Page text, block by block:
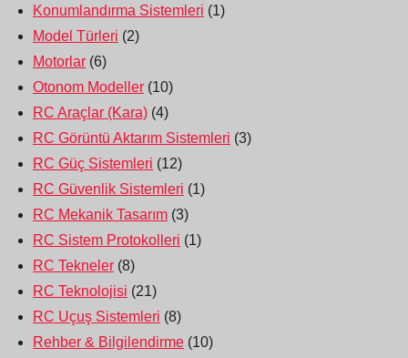
Konumlandırma Sistemleri (1)
Model Türleri (2)
Motorlar (6)
Otonom Modeller (10)
RC Araçlar (Kara) (4)
RC Görüntü Aktarım Sistemleri (3)
RC Güç Sistemleri (12)
RC Güvenlik Sistemleri (1)
RC Mekanik Tasarım (3)
RC Sistem Protokolleri (1)
RC Tekneler (8)
RC Teknolojisi (21)
RC Uçuş Sistemleri (8)
Rehber & Bilgilendirme (10)